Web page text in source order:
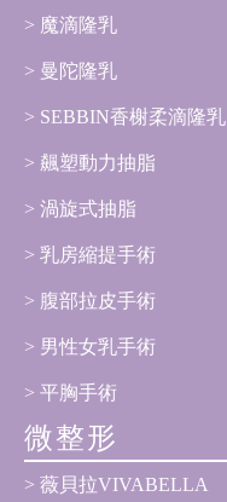
魔滴隆乳
曼陀隆乳
SEBBIN香榭柔滴隆乳
飆塑動力抽脂
渦旋式抽脂
乳房縮提手術
腹部拉皮手術
男性女乳手術
平胸手術
微整形
薇貝拉VIVABELLA